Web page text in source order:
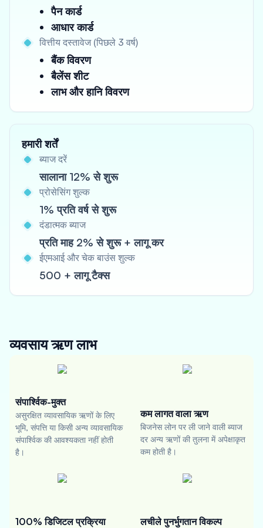
पैन कार्ड
आधार कार्ड
वित्तीय दस्तावेज (पिछले 3 वर्ष)
बैंक विवरण
बैलेंस शीट
लाभ और हानि विवरण
हमारी शर्तें
ब्याज दरें
सालाना 12% से शुरू
प्रोसेसिंग शुल्क
1% प्रति वर्ष से शुरू
दंडात्मक ब्याज
प्रति माह 2% से शुरू + लागू कर
ईएमआई और चेक बाउंस शुल्क
500 + लागू टैक्स
व्यवसाय ऋणलाभ
संपार्श्विक-मुक्त
असुरक्षित व्यावसायिक ऋणों के लिए
भूमि, संपत्ति या किसी अन्य व्यावसायिक
संपार्श्विक की आवश्यकता नहीं होती
है।
कम लागत वाला ऋण
बिजनेस लोन पर ली जाने वाली ब्याज
दर अन्य ऋणों की तुलना में अपेक्षाकृत
कम होती है।
100% डिजिटल प्रक्रिया लचीले पुनर्भुगतान विकल्प